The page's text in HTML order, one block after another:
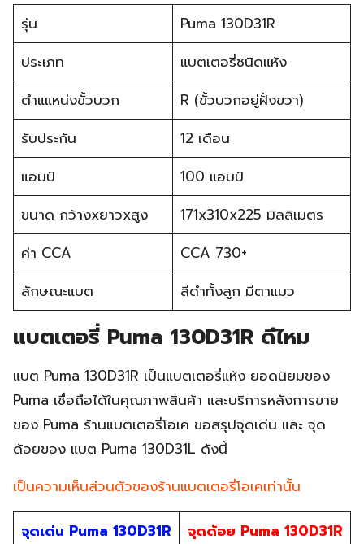
รุ่น
Puma 130D31R
ประเภท
แบตเตอรี่ชนิดแห้ง
ตำแแหน่งขั้วบวก
R (ขั้วบวกอยู่ฝั่งขวา)
รับประกัน
12 เดือน
แอมป์
100 แอมป์
ขนาด กว้างxยาวxสูง
171x310x225 มิลลิเมตร
ค่า CCA
CCA 730+
ลักษณะแบต
สีดำทั้งลูก มีตาแมว
แบตเตอรี่ Puma 130D31R ดีไหม
แบต Puma 130D31R เป็นแบตเตอรี่แห้ง ยอดนิยมของ
Puma เชื่อถือได้ในคุณภาพสินค้า และบริการหลังการขาย
ของ Puma ร้านแบตเตอรี่โอเค ขอสรุปจุดเด่น และ จุด
ด้อยของ แบต Puma 130D31L ดังนี้
เป็นความเห็นส่วนตัวของร้านแบตเตอรี่โอเคเท่านั้น
จุดเด่น Puma 130D31R
จุดด้อย Puma 130D31R